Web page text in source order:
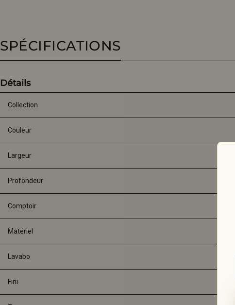
SPÉCIFICATIONS
Détails
Collection
Couleur
Largeur
Profondeur
Comptoir
Matériel
Lavabo
Fini